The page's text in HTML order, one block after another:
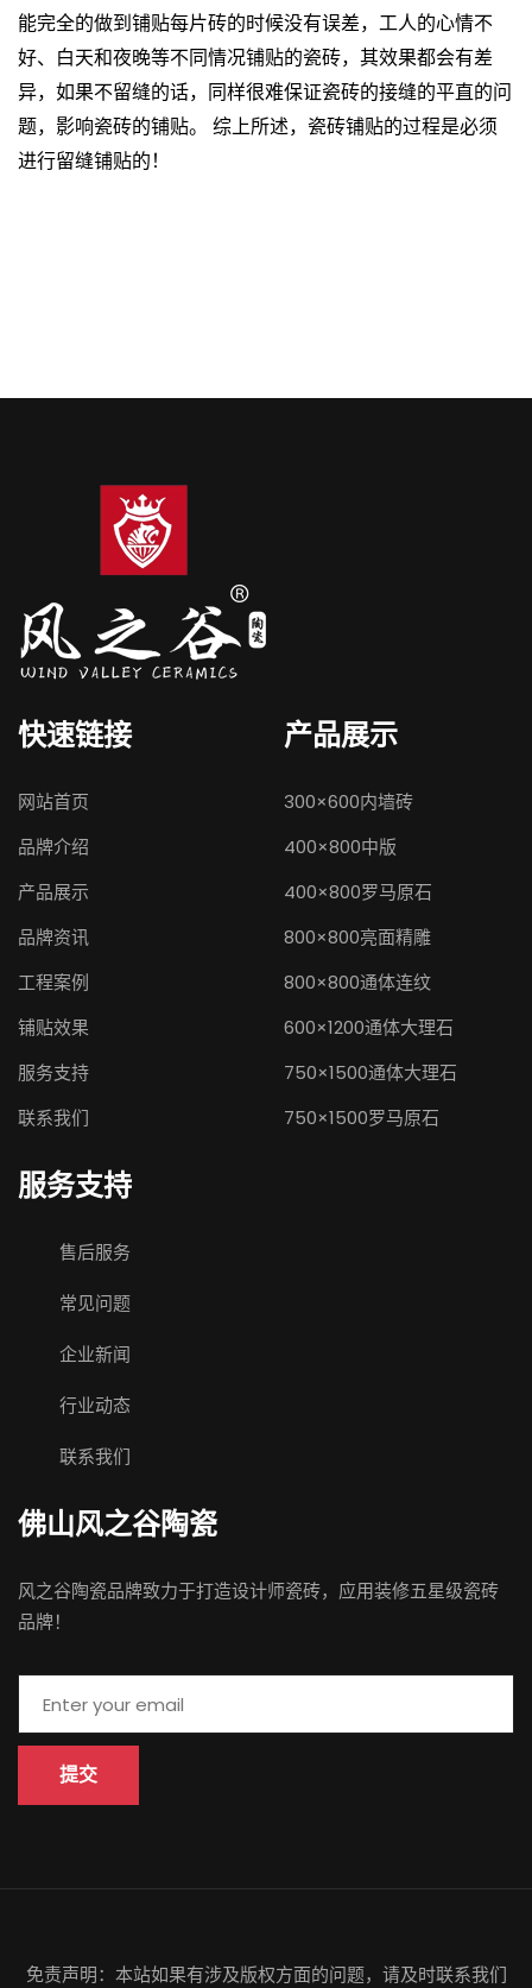
能完全的做到铺贴每片砖的时候没有误差，工人的心情不
好、白天和夜晚等不同情况铺贴的瓷砖，其效果都会有差
异，如果不留缝的话，同样很难保证瓷砖的接缝的平直的问
题，影响瓷砖的铺贴。 综上所述，瓷砖铺贴的过程是必须
进行留缝铺贴的！
快速链接
网站首页
品牌介绍
产品展示
品牌资讯
工程案例
铺贴效果
服务支持
联系我们
产品展示
300×600内墙砖
400×800中版
400×800罗马原石
800×800亮面精雕
800×800通体连纹
600×1200通体大理石
750×1500通体大理石
750×1500罗马原石
服务支持
售后服务
常见问题
企业新闻
行业动态
联系我们
佛山 风之谷陶瓷
风之谷陶瓷品牌致力于打造设计师瓷砖，应用装修五星级瓷砖
品牌！
提交
免责声明：本站如果有涉及版权方面的问题，请及时联系我们